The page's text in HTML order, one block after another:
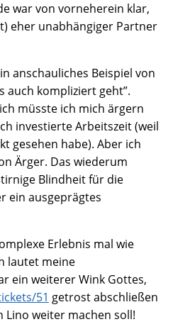
war von vorneherein klar,
eher unabhängiger Partner
anschauliches Beispiel von
auch kompliziert geht”.
müsste ich mich ärgern
investierte Arbeitszeit (weil
gesehen habe). Aber ich
Ärger. Das wiederum
Blindheit für die
ein ausgeprägtes
Erlebnis mal wie
lautet meine
ein weiterer Wink Gottes,
51 getrost abschließen
Lino weiter machen soll!